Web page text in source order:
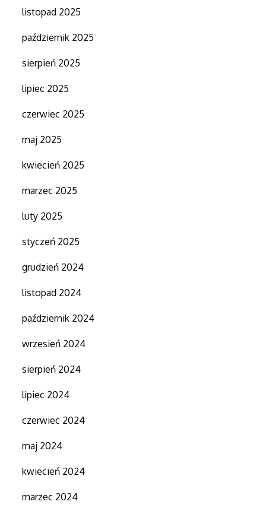
listopad 2025
październik 2025
sierpień 2025
lipiec 2025
czerwiec 2025
maj 2025
kwiecień 2025
marzec 2025
luty 2025
styczeń 2025
grudzień 2024
listopad 2024
październik 2024
wrzesień 2024
sierpień 2024
lipiec 2024
czerwiec 2024
maj 2024
kwiecień 2024
marzec 2024